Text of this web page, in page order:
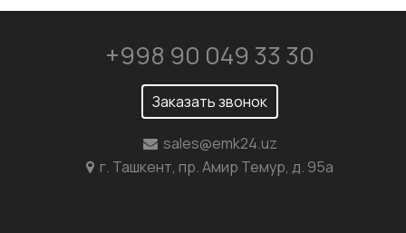
+998 90 049 33 30
Заказать звонок
sales@emk24.uz
г. Ташкент, пр. Амир Темур, д. 95а